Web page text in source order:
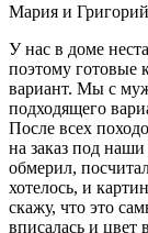
Мария и
У нас в доме
поэтому готовые
вариант. Мы с
подходящего
После всех
на заказ под
обмерил,
хотелось, и
скажу, что это
вписалась и цвет